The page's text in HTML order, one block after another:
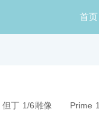
首页
但丁 1/6雕像 Prime 1